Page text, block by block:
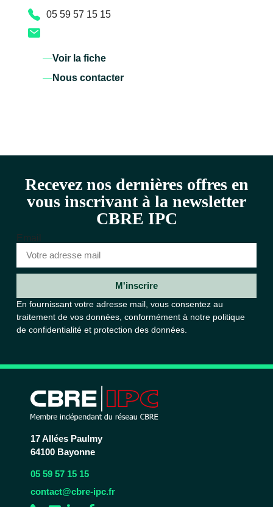
05 59 57 15 15
Voir la fiche
Nous contacter
Recevez nos dernières offres en
vous inscrivant à la newsletter
CBRE IPC
Email
M'inscrire
En fournissant votre adresse mail, vous consentez au
traitement de vos données, conformément à notre politique
de confidentialité et protection des données.
17 Allées Paulmy
64100 Bayonne
05 59 57 15 15
contact@cbre-ipc.fr